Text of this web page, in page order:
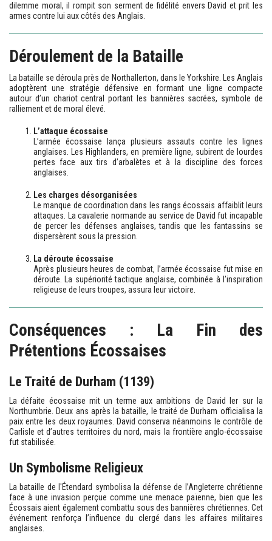
dilemme moral, il rompit son serment de fidélité envers David et prit les
armes contre lui aux côtés des Anglais.
Déroulement de la Bataille
La bataille se déroula près de Northallerton, dans le Yorkshire. Les Anglais
adoptèrent une stratégie défensive en formant une ligne compacte
autour d’un chariot central portant les bannières sacrées, symbole de
ralliement et de moral élevé.
L’attaque écossaise
L’armée écossaise lança plusieurs assauts contre les lignes
anglaises. Les Highlanders, en première ligne, subirent de lourdes
pertes face aux tirs d’arbalètes et à la discipline des forces
anglaises.
Les charges désorganisées
Le manque de coordination dans les rangs écossais affaiblit leurs
attaques. La cavalerie normande au service de David fut incapable
de percer les défenses anglaises, tandis que les fantassins se
dispersèrent sous la pression.
La déroute écossaise
Après plusieurs heures de combat, l’armée écossaise fut mise en
déroute. La supériorité tactique anglaise, combinée à l’inspiration
religieuse de leurs troupes, assura leur victoire.
Conséquences : La Fin des
Prétentions Écossaises
Le Traité de Durham (1139)
La défaite écossaise mit un terme aux ambitions de David Ier sur la
Northumbrie. Deux ans après la bataille, le traité de Durham officialisa la
paix entre les deux royaumes. David conserva néanmoins le contrôle de
Carlisle et d’autres territoires du nord, mais la frontière anglo-écossaise
fut stabilisée.
Un Symbolisme Religieux
La bataille de l'Étendard symbolisa la défense de l’Angleterre chrétienne
face à une invasion perçue comme une menace païenne, bien que les
Écossais aient également combattu sous des bannières chrétiennes. Cet
événement renforça l’influence du clergé dans les affaires militaires
anglaises.